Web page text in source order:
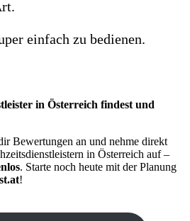
einfach zu bedienen.
in Österreich findest und
Bewertungen an und nehme direkt
in Österreich auf –
. Starte noch heute mit der Planung
!